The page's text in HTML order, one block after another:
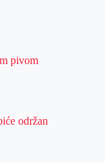
pivom
održan